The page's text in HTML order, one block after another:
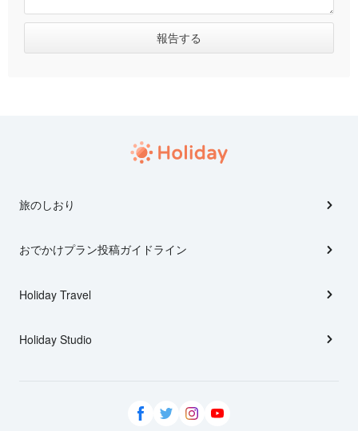
旅のしおり
おでかけプラン投稿ガイドライン
Holiday Travel
Holiday Studio